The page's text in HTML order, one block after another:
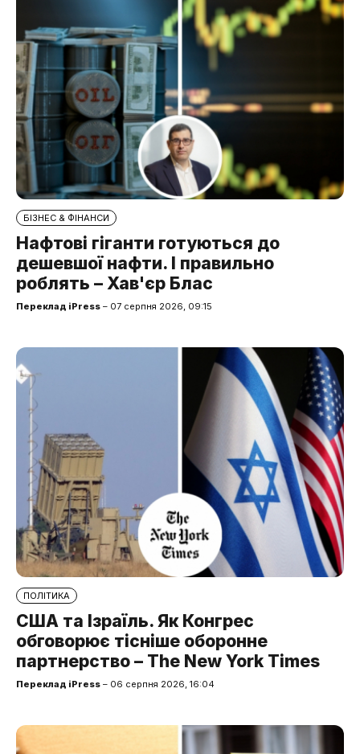
БІЗНЕС & ФІНАНСИ
Нафтові гіганти готуються до
дешевшої нафти. І правильно
роблять – Хав'єр Блас
Переклад iPress – 07 серпня 2026, 09:15
ПОЛІТИКА
США та Ізраїль. Як Конгрес
обговорює тісніше оборонне
партнерство – The New York Times
Переклад iPress – 06 серпня 2026, 16:04